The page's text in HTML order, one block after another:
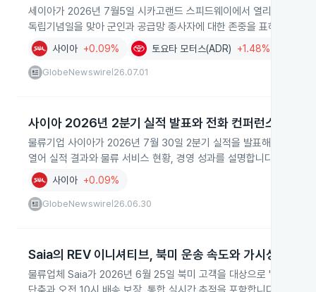
세이아가 2026년 7월5일 시카고랜드 스피드웨이에서 열리는 경기
독립기념일을 맞아 군인과 공급망 종사자에 대한 존중을 표하는 목적
사이아 +0.09% 토요타 모터스(ADR) +1.48%
GlobeNewswire 26.07.01
사이아 2026년 2분기 실적 발표와 전화 컨퍼런스
물류기업 사이아가 2026년 7월 30일 2분기 실적을 발표해 업계와
열어 실적 결과와 물류 서비스 현황, 경영 성과를 설명합니다.
사이아 +0.09%
GlobeNewswire 26.06.30
Saia의 REV 이니셔티브, 북미 운송 속도와 가시성 개선
물류업체 Saia가 2026년 6월 25일 북미 고객을 대상으로 'REV'를